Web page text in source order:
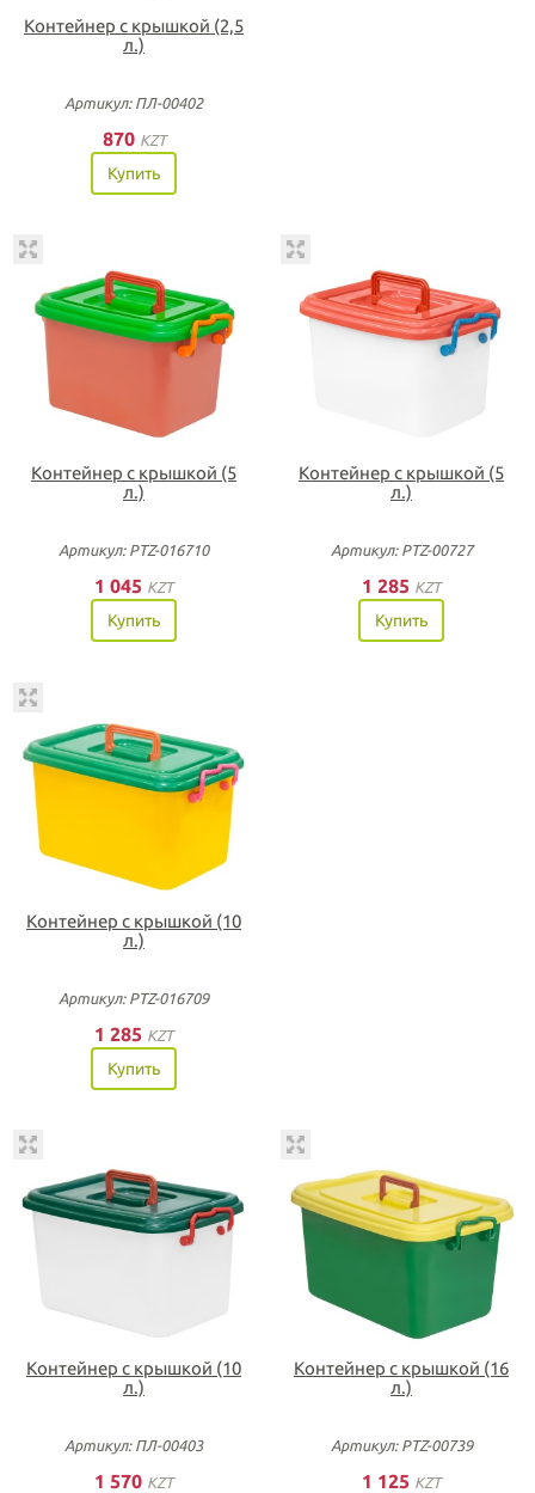
Контейнер с крышкой (2,5
л.)
Артикул: ПЛ-00402
870 KZT
Купить
Контейнер с крышкой (5
л.)
Артикул: PTZ-016710
1 045 KZT
Купить
Контейнер с крышкой (5
л.)
Артикул: PTZ-00727
1 285 KZT
Купить
Контейнер с крышкой (10
л.)
Артикул: PTZ-016709
1 285 KZT
Купить
Контейнер с крышкой (10
л.)
Артикул: ПЛ-00403
1 570 KZT
Контейнер с крышкой (16
л.)
Артикул: PTZ-00739
1 125 KZT